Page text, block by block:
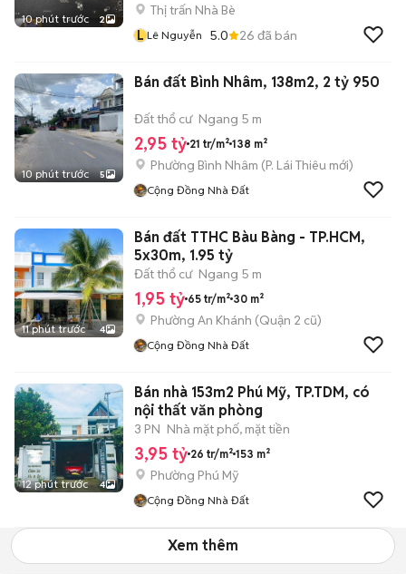
10 phút trước 2
Thị trấn Nhà Bè
L Lê Nguyễn 5.0 26 đã bán
10 phút trước 5
Bán đất Bình Nhâm, 138m2, 2 tỷ 950
Đất thổ cư Ngang 5 m
2,95 tỷ 21 tr/m² 138 m²
Phường Bình Nhâm (P. Lái Thiêu mới)
Cộng Đồng Nhà Đất
11 phút trước 4
Bán đất TTHC Bàu Bàng - TP.HCM,
5x30m, 1.95 tỷ
Đất thổ cư Ngang 5 m
1,95 tỷ 65 tr/m² 30 m²
Phường An Khánh (Quận 2 cũ)
Cộng Đồng Nhà Đất
12 phút trước 4
Bán nhà 153m2 Phú Mỹ, TP.TDM, có
nội thất văn phòng
3 PN Nhà mặt phố, mặt tiền
3,95 tỷ 26 tr/m² 153 m²
Phường Phú Mỹ
Cộng Đồng Nhà Đất
Xem thêm